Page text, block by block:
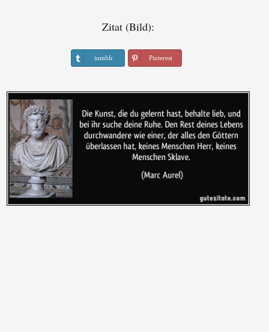
Zitat (Bild):
tumblr Pinterest